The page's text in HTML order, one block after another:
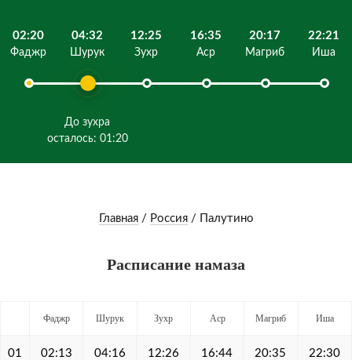
02:20
Фаджр
04:32
Шурук
До зухра
осталось: 01:20
12:25
Зухр
16:35
Аср
20:17
Магриб
22:21
Иша
Главная/ Россия/ Палутино
Расписание намаза
Фаджр Шурук Зухр Аср Магриб Иша
01 02:13 04:16 12:26 16:44 20:35 22:30